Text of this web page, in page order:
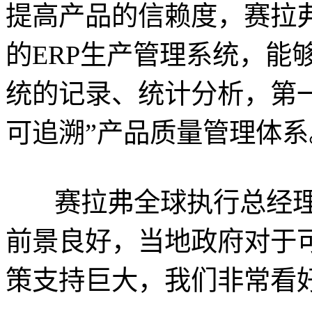
提高产品的信赖度，赛拉
的ERP生产管理系统，能
统的记录、统计分析，第
可追溯”产品质量管理体
赛拉弗全球执行总经理
前景良好，当地政府对于
策支持巨大，我们非常看